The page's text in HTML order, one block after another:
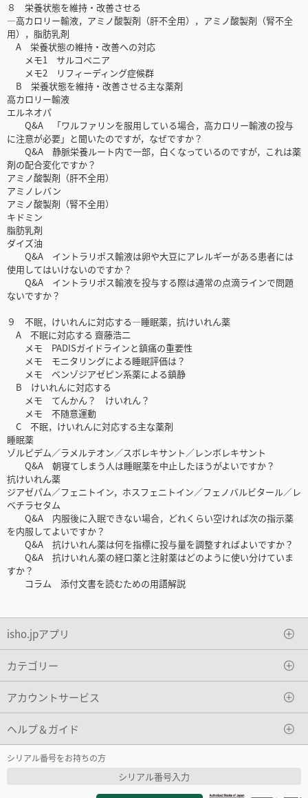
８ 栄養状態を維持・改善させる
―高カロリー輸液，アミノ酸製剤（肝不全用），アミノ酸製剤（腎不全
用），脂肪乳剤
A 栄養状態の維持・改善への対応
メモ1 サルコペニア
メモ2 リフィーディング症候群
B 栄養状態を維持・改善させる主な薬剤
高カロリー輸液
エルネオパ
Q&A 「ワルファリンを服用している場合，高カロリー輸液の投与
に注意が必要」と聞いたのですが，なぜですか？
Q&A 静脈栄養ルート内で一部，白くなっているのですが，これは薬
剤の配合変化ですか？
アミノ酸製剤（肝不全用）
アミノレバン
アミノ酸製剤（腎不全用）
キドミン
脂肪乳剤
ダイズ油
Q&A イントラリポス輸液は卵や大豆にアレルギーがある患者には
使用してはいけないのですか？
Q&A イントラリポス輸液を投与する際は通常の点滴ラインで問題
ないですか？
９ 不眠，けいれんに対応する―睡眠薬，抗けいれん薬
A 不眠に対応する 齋藤浩二
メモ PADISガイドラインと鎮痛の重要性
メモ モニタリングによる睡眠評価は？
メモ ベンゾジアゼピン系薬による鎮静
B けいれんに対応する
メモ てんかん？ けいれん？
メモ 不随意運動
C 不眠，けいれんに対応する主な薬剤
睡眠薬
ゾルピデム／ラメルテオン／スボレキサント／レンボレキサント
Q&A 朝寝てしまう人は睡眠薬を中止したほうがよいですか？
抗けいれん薬
ジアゼパム／フェニトイン，ホスフェニトイン／フェノバルビタール／レ
ベチラセタム
Q&A 内服後に入眠できない場合，どれくらい空ければ次の指示薬
を内服してよいですか？
Q&A 抗けいれん薬は何を指標に投与量を調整すればよいですか？
Q&A 抗けいれん薬の経口薬と注射薬はどのように使い分けていま
すか？
コラム 添付文書を読むための用語解説
isho.jpアプリ
カテゴリー
アカウントサービス
ヘルプ＆ガイド
シリアル番号をお持ちの方
シリアル番号入力